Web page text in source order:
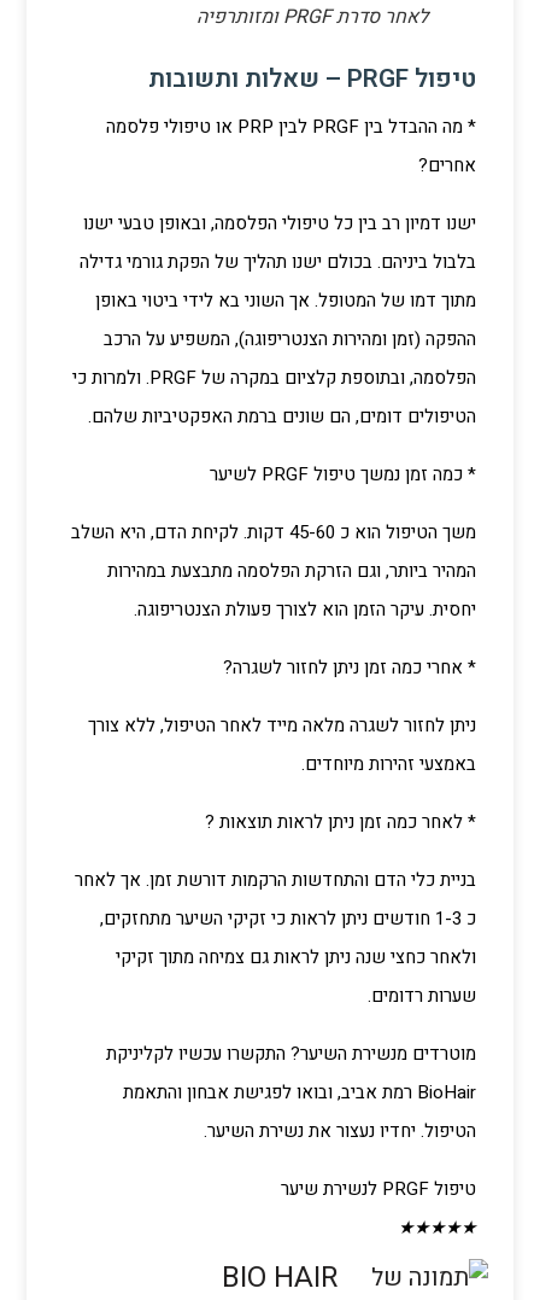
לאחר סדרת PRGF ומזותרפיה
טיפול PRGF – שאלות ותשובות
* מה ההבדל בין PRGF לבין PRP או טיפולי פלסמה
אחרים?
ישנו דמיון רב בין כל טיפולי הפלסמה, ובאופן טבעי ישנו
בלבול ביניהם. בכולם ישנו תהליך של הפקת גורמי גדילה
מתוך דמו של המטופל. אך השוני בא לידי ביטוי באופן
ההפקה (זמן ומהירות הצנטריפוגה), המשפיע על הרכב
הפלסמה, ובתוספת קלציום במקרה של PRGF. ולמרות כי
הטיפולים דומים, הם שונים ברמת האפקטיביות שלהם.
* כמה זמן נמשך טיפול PRGF לשיער
משך הטיפול הוא כ 45-60 דקות. לקיחת הדם, היא השלב
המהיר ביותר, וגם הזרקת הפלסמה מתבצעת במהירות
יחסית. עיקר הזמן הוא לצורך פעולת הצנטריפוגה.
* אחרי כמה זמן ניתן לחזור לשגרה?
ניתן לחזור לשגרה מלאה מייד לאחר הטיפול, ללא צורך
באמצעי זהירות מיוחדים.
* לאחר כמה זמן ניתן לראות תוצאות ?
בניית כלי הדם והתחדשות הרקמות דורשת זמן. אך לאחר
כ 1-3 חודשים ניתן לראות כי זקיקי השיער מתחזקים,
ולאחר כחצי שנה ניתן לראות גם צמיחה מתוך זקיקי
שערות רדומים.
מוטרדים מנשירת השיער? התקשרו עכשיו לקליניקת
BioHair רמת אביב, ובואו לפגישת אבחון והתאמת
הטיפול. יחדיו נעצור את נשירת השיער.
טיפול PRGF לנשירת שיער
★
★
★
★
★
BIO HAIR